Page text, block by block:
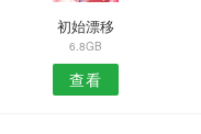
初始漂移
6.8GB
查看